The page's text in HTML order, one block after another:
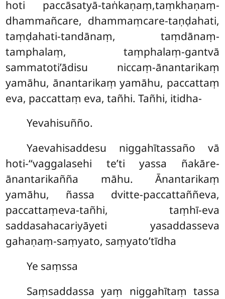
hoti paccāsatyā-taṅkaṇaṃ,taṃkhaṇaṃ-
dhammañcare, dhammaṃcare-taṇḍahati,
taṃḍahati-tandānaṃ, taṃdānaṃ-
tamphalaṃ, taṃphalaṃ-gantvā
sammatoti’ādisu niccaṃ-ānantarikaṃ
yamāhu, ānantarikaṃ yamāhu, paccattaṃ
eva, paccattaṃ eva, tañhi. Tañhi, itidha-
Yevahisuñño.
Yaevahisaddesu niggahītassaño vā
hoti-‘‘vaggalasehi te’ti yassa ñakāre-
ānantarikañña māhu. Ānantarikaṃ
yamāhu, ñassa dvitte-paccattaññeva,
paccattaṃeva-tañhi, taṃhī-eva
saddasahacariyāyeti yasaddasseva
gahaṇaṃ-saṃyato, saṃyato’tīdha
Ye saṃssa
Saṃsaddassa yaṃ niggahītaṃ tassa